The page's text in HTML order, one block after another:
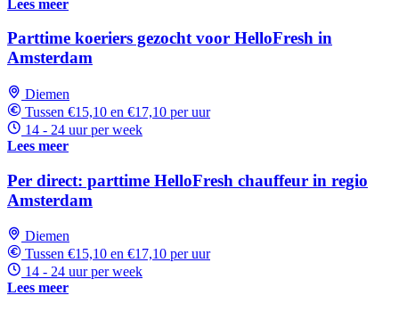
Lees meer
Parttime koeriers gezocht voor HelloFresh in
Amsterdam
Diemen
Tussen €15,10 en €17,10 per uur
14 - 24 uur per week
Lees meer
Per direct: parttime HelloFresh chauffeur in regio
Amsterdam
Diemen
Tussen €15,10 en €17,10 per uur
14 - 24 uur per week
Lees meer